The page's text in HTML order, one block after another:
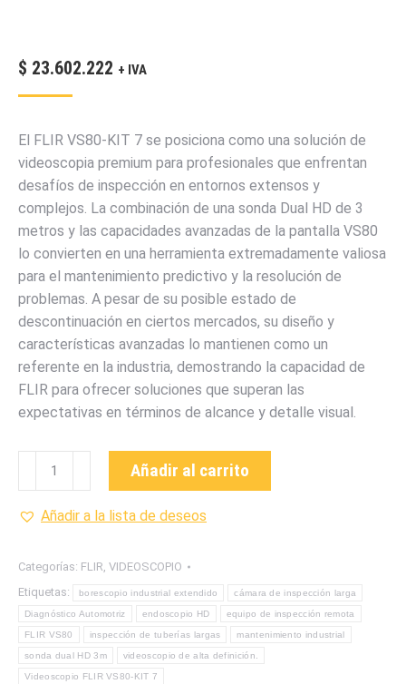
$ 23.602.222 + IVA
El FLIR VS80-KIT 7 se posiciona como una solución de
videoscopia premium para profesionales que enfrentan
desafíos de inspección en entornos extensos y
complejos. La combinación de una sonda Dual HD de 3
metros y las capacidades avanzadas de la pantalla VS80
lo convierten en una herramienta extremadamente valiosa
para el mantenimiento predictivo y la resolución de
problemas. A pesar de su posible estado de
descontinuación en ciertos mercados, su diseño y
características avanzadas lo mantienen como un
referente en la industria, demostrando la capacidad de
FLIR para ofrecer soluciones que superan las
expectativas en términos de alcance y detalle visual.
VS80-
7
CÁMARA
HD
DUAL
MARCA
Añadir al carrito
Añadir a la lista de deseos
Categorías: FLIR VIDEOSCOPIO
Etiquetas:
borescopio industrial extendido cámara de inspección larga
Diagnóstico Automotriz endoscopio HD equipo de inspección remota
FLIR VS80 inspección de tuberías largas mantenimiento industrial
sonda dual HD 3m videoscopio de alta definición.
Videoscopio FLIR VS80-KIT 7